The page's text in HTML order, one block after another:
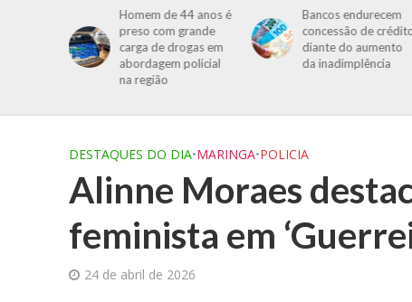
Homem de 44 anos é
preso com grande
carga de drogas em
abordagem policial
na região
Bancos endurecem
concessão de
diante do aumento
da inadimplência
DESTAQUES DO DIA•MARINGA•POLICIA
Alinne Moraes
feminista em
24 de abril de 2026